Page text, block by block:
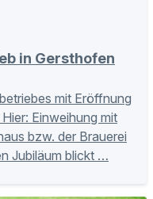
in Gersthofen
mit Eröffnung
Einweihung mit
bzw. der Brauerei
Jubiläum blickt …